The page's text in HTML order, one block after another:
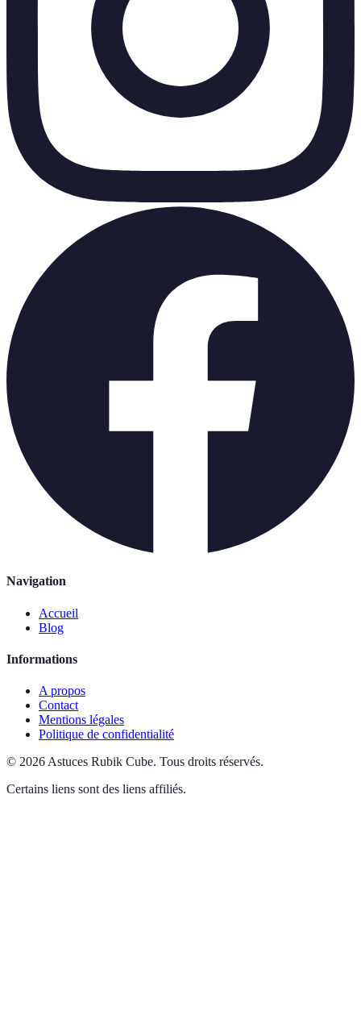
Navigation
Accueil
Blog
Informations
A propos
Contact
Mentions légales
Politique de confidentialité
© 2026 Astuces Rubik Cube. Tous droits réservés.
Certains liens sont des liens affiliés.